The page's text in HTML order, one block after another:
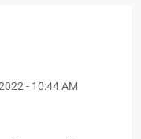
- 10:44 AM